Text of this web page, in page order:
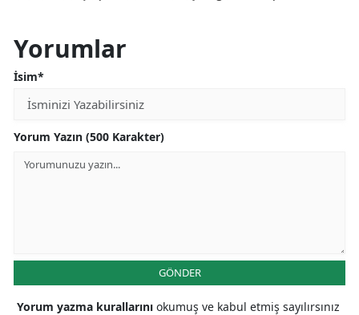
Yorumlar
İsim*
Yorum Yazın (500 Karakter)
GÖNDER
Yorum yazma kurallarını okumuş ve kabul etmiş sayılırsınız